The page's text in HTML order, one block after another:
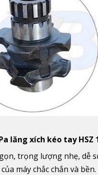
lăng xích kéo tay HSZ
trọng lượng nhẹ, dễ
máy chắc chắn và bền.